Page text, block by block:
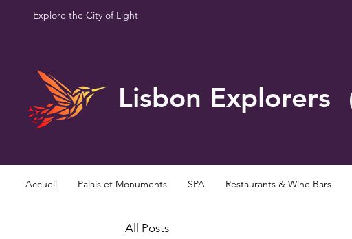
Explore the City of Light
Lisbon Explorers
Accueil Palais et Monuments SPA Restaurants & Wine Bars
All Posts